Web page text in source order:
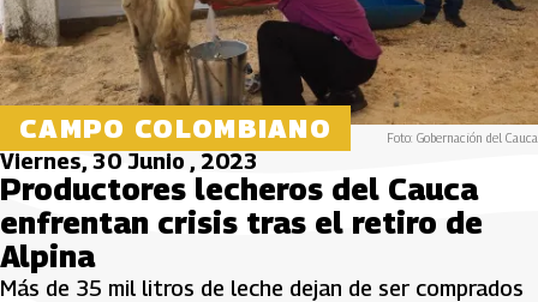
CAMPO COLOMBIANO Foto: Gobernación del Cauca
Viernes, 30 Junio , 2023
Productores lecheros del Cauca
enfrentan crisis tras el retiro de
Alpina
Más de 35 mil litros de leche dejan de ser comprados